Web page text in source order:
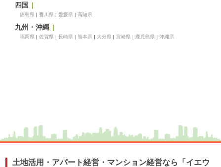
四国
徳島県 香川県 愛媛県 高知県
九州・沖縄
福岡県 佐賀県 長崎県 熊本県 大分県 宮崎県 鹿児島県 沖縄県
土地活用・アパート経営・マンション経営なら「イエウ